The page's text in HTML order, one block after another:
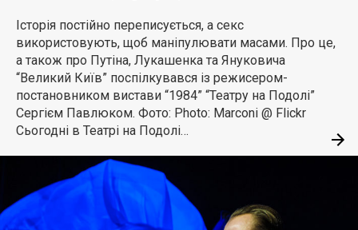
Історія постійно переписується, а секс
використовують, щоб маніпулювати масами. Про це,
а також про Путіна, Лукашенка та Януковича
“Великий Київ” поспілкувався із режисером-
постановником вистави “1984” “Театру на Подолі”
Сергієм Павлюком. Фото: Photo: Marconi @ Flickr
Сьогодні в Театрі на Подолі…